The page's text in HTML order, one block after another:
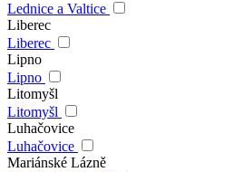
Lednice a Valtice
Liberec
Liberec
Lipno
Lipno
Litomyšl
Litomyšl
Luhačovice
Luhačovice
Mariánské Lázně